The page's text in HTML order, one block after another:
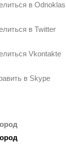
в
в Twitter
Vkontakte
в Skype